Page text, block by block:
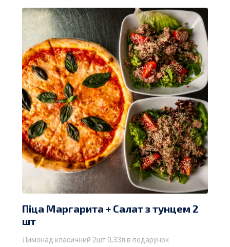
Піца Маргарита + Салат з тунцем 2
шт
Лимонад класичний 2шт 0,33л в подарунок